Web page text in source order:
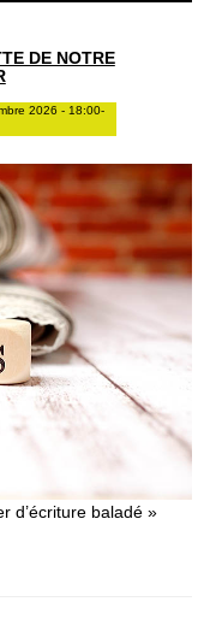
DE NOTRE
2026 - 18:00-
d’écriture baladé »